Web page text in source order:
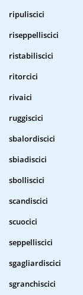
ripuliscici
riseppelliscici
ristabiliscici
ritorcici
rivaici
ruggiscici
sbalordiscici
sbiadiscici
sbolliscici
scandiscici
scuocici
seppelliscici
sgagliardiscici
sgranchiscici